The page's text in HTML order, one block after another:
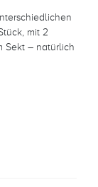
mit 2
Sekt – natürlich